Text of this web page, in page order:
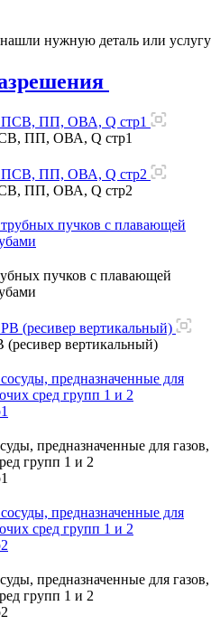
ПП, ОВА, Q стр1
ПП, ОВА, Q стр2
пучков с плавающей
(ресивер вертикальный)
предназначенные для газов,
групп 1 и 2
предназначенные для газов,
групп 1 и 2